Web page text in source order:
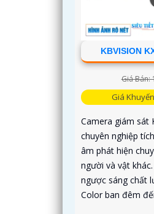
KBVISION
Giá Bán:
Giá
Camera giám sát
chuyên nghiệp
âm phát hiện
người và vật
ngược sáng chất
Color ban đêm